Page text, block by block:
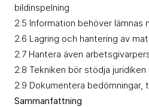
bildinspelning
2.5 Information behöver lämnas
2.6 Lagring och hantering av
2.7 Hantera även
2.8 Tekniken bör stödja juridiken
2.9 Dokumentera bedömningar,
Sammanfattning